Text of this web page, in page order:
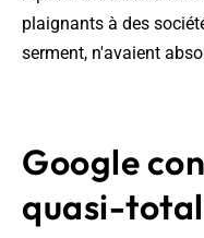
plaignants à des
serment, n'avaient
Google
quasi-